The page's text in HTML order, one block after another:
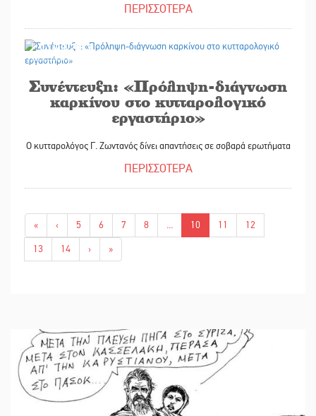
ΠΕΡΙΣΣΟΤΕΡΑ
11/03/2017
Συνέντευξη: «Πρόληψη-διάγνωση
καρκίνου στο κυτταρολογικό
εργαστήριο»
Ο κυτταρολόγος Γ. Ζωντανός δίνει απαντήσεις σε σοβαρά ερωτήματα
ΠΕΡΙΣΣΟΤΕΡΑ
« ‹ 5 6 7 8 ... 10 11
12
13
14 › »